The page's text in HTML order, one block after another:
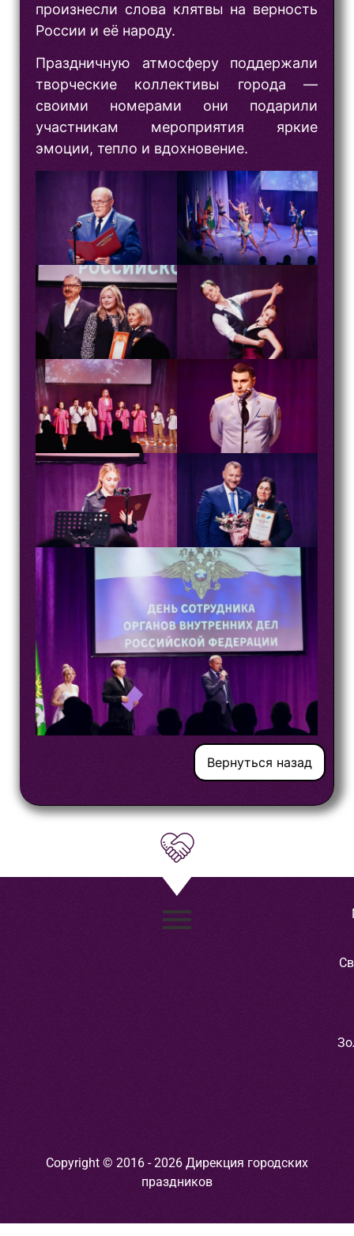
произнесли слова клятвы на верность
России и её народу.
Праздничную атмосферу поддержали
творческие коллективы города —
своими номерами они подарили
участникам мероприятия яркие
эмоции, тепло и вдохновение.
Вернуться назад
Copyright © 2016 - 2026 Дирекция городских
праздников